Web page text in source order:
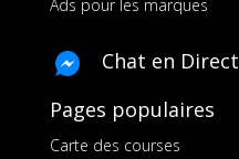
Ads pour les marques
Chat en Direct
Pages populaires
Carte des courses